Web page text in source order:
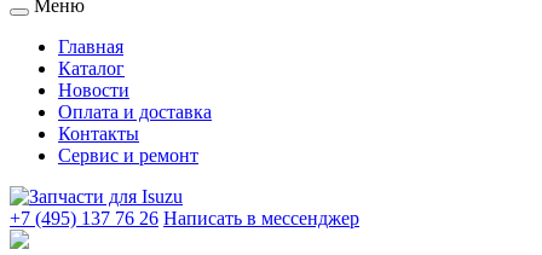
Меню
Главная
Каталог
Новости
Оплата и доставка
Контакты
Сервис и ремонт
+7 (495) 137 76 26 Написать в мессенджер